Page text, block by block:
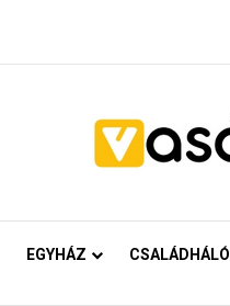
EGYHÁZ CSALÁDHÁLÓ